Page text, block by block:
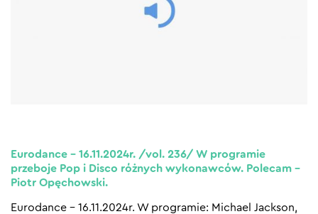
Eurodance – 16.11.2024r. /vol. 236/ W programie
przeboje Pop i Disco różnych wykonawców. Polecam –
Piotr Opęchowski.
Eurodance – 16.11.2024r. W programie: Michael Jackson,